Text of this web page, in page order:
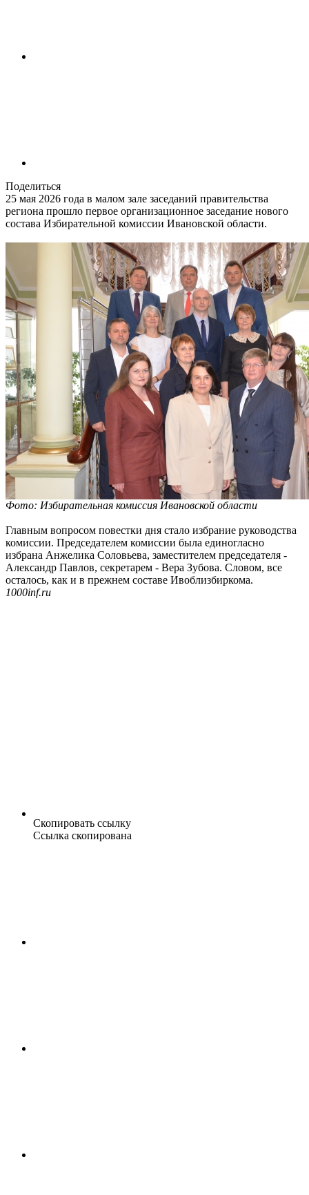
Поделиться
25 мая 2026 года в малом зале заседаний правительства
региона прошло первое организационное заседание нового
состава Избирательной комиссии Ивановской области.
Фото: Избирательная комиссия Ивановской области
Главным вопросом повестки дня стало избрание руководства
комиссии. Председателем комиссии была единогласно
избрана Анжелика Соловьева, заместителем председателя -
Александр Павлов, секретарем - Вера Зубова. Словом, все
осталось, как и в прежнем составе Ивоблизбиркома.
1000inf.ru
Скопировать ссылку
Ссылка скопирована